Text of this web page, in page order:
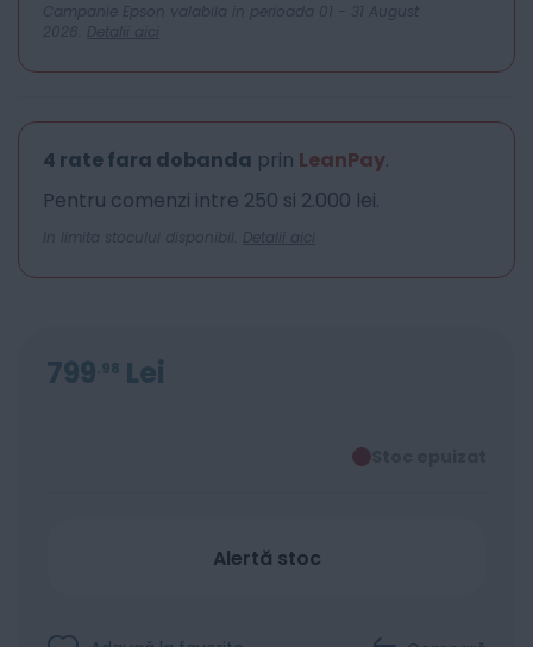
Campanie Epson valabila in perioada 01 - 31 August
2026. Detalii aici
4 rate fara dobanda prin LeanPay.
Pentru comenzi intre 250 si 2.000 lei.
In limita stocului disponibil. Detalii aici
799 98 Lei
Alertă stoc